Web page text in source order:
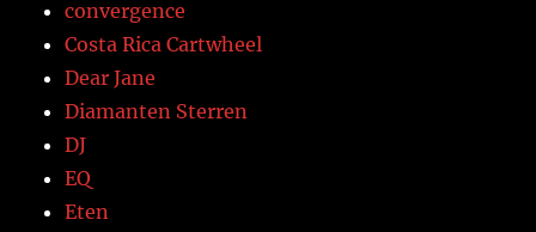
convergence
Costa Rica Cartwheel
Dear Jane
Diamanten Sterren
DJ
EQ
Eten